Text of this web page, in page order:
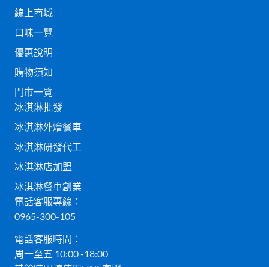
線上商城
口味一覽
優惠說明
購物須知
門市一覽
冰淇淋批發
冰淇淋外燴餐車
冰淇淋研發代工
冰淇淋店加盟
冰淇淋餐車創業
電話客服專線：
0965-300-105
電話客服時間：
周一至五 10:00 -18:00